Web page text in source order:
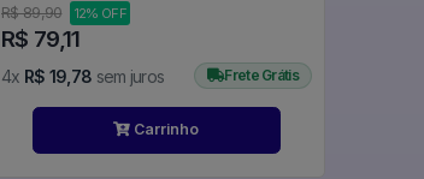
R$ 89,90 12% OFF
R$ 79,11
4x R$ 19,78 sem juros Frete Grátis
Carrinho